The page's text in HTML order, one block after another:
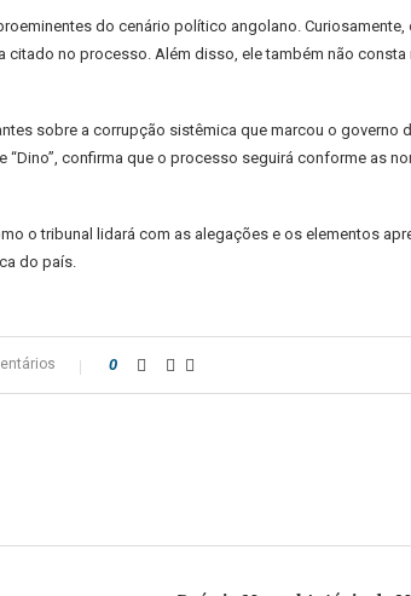
do cenário político angolano.
no processo. Além disso, ele também não
sobre a corrupção sistêmica que marcou o governo
confirma que o processo seguirá conforme as
o tribunal lidará com as alegações e os elementos
do país.
0